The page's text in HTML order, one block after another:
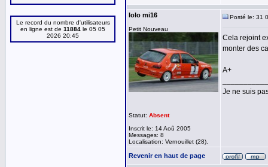
Le record du nombre d'utilisateurs
en ligne est de 11884 le 05 05
2026 20:45
lolo mi16
Petit Nouveau
Statut: Absent
Inscrit le: 14 Aoû 2005
Messages: 8
Localisation: Vernouillet (28).
Posté le: 31
Cela rejoint
monter des
A+
Je ne suis
Revenir en haut de page